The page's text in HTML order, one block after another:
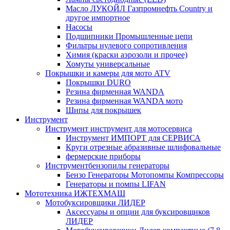
Масло ЛУКОЙЛ Газпромнефть Country и
другое импортное
Насосы
Подшипники Промышленные цепи
Фильтры нулевого сопротивления
Химия (краски аэрозоли и прочее)
Хомуты универсальные
Покрышки и камеры для мото ATV
Покрышки DURO
Резина фирменная WANDA
Резина фирменная WANDA мото
Шипы для покрышек
Инструмент
Инструмент инструмент для мотосервиса
Инструмент ИМПОРТ для СЕРВИСА
Круги отрезные абразивные шлифовальные
фермерские приборы
Инструментбензопилы генераторы
Бензо Генераторы Мотопомпы Компрессоры
Генераторы и помпы LIFAN
Мототехника ИЖТЕХМАШ
Мотобуксировщики ЛИДЕР
Аксессуары и опции для буксировщиков
ЛИДЕР